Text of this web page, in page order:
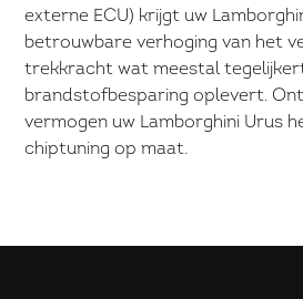
externe ECU) krijgt uw
betrouwbare verhoging van het
trekkracht wat meestal
brandstofbesparing oplevert.
vermogen uw Lamborghini Urus
chiptuning op maat.